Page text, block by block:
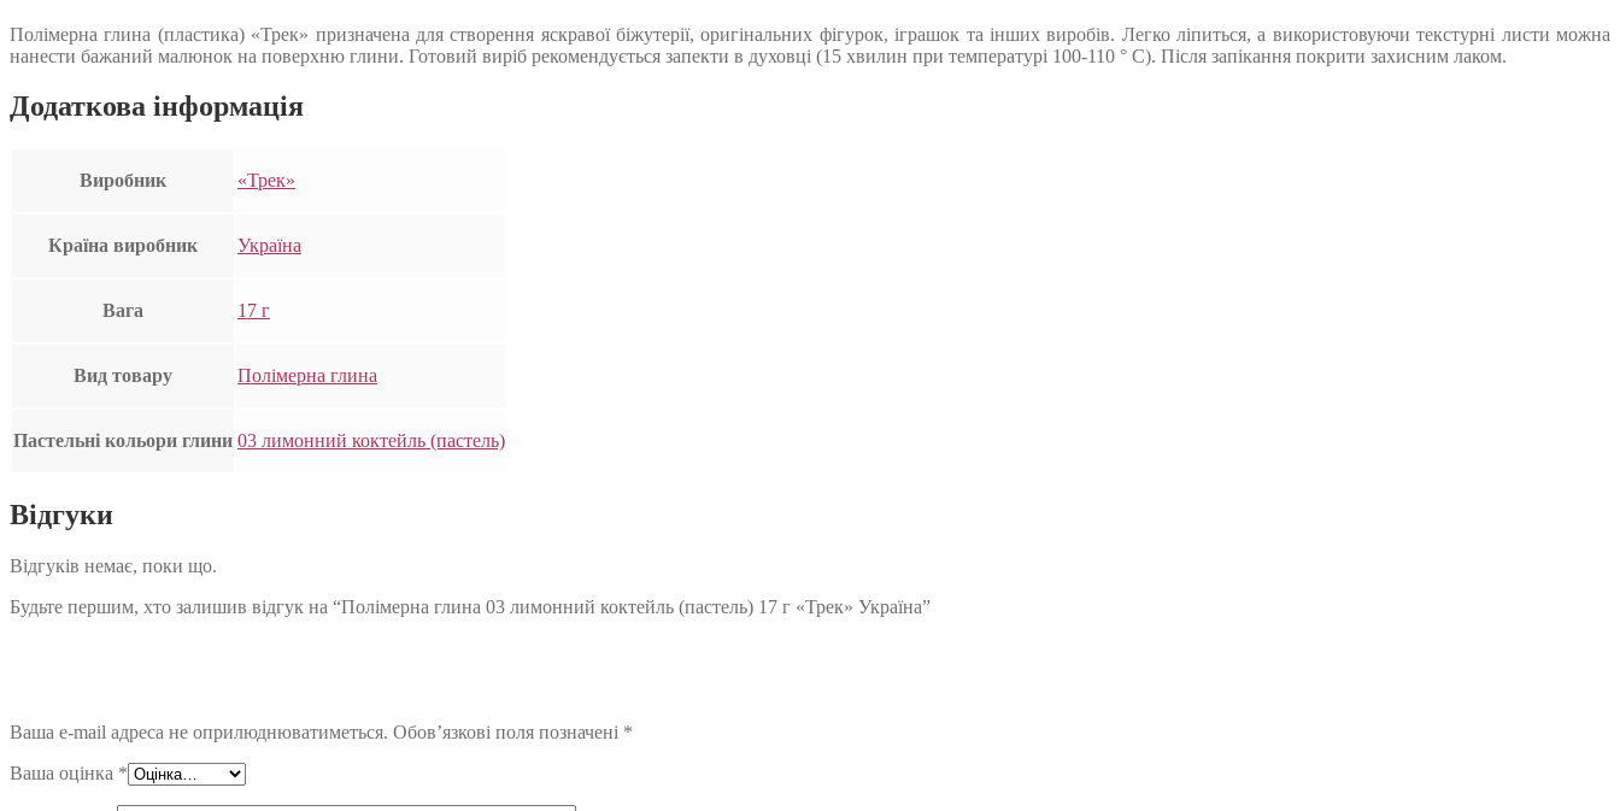
Полімерна глина (пластика) «Трек» призначена для створення яскравої біжутерії, оригінальних фігурок, іграшок та інших виробів. Легко ліпиться, а використовуючи текстурні листи можна
нанести бажаний малюнок на поверхню глини. Готовий виріб рекомендується запекти в духовці (15 хвилин при температурі 100-110 ° С). Після запікання покрити захисним лаком.
Додаткова інформація
Виробник «Трек»
Країна виробник Україна
Вага 17 г
Вид товару Полімерна глина
Пастельні кольори глини 03 лимонний коктейль (пастель)
Відгуки
Відгуків немає, поки що.
Будьте першим, хто залишив відгук на “Полімерна глина 03 лимонний коктейль (пастель) 17 г «Трек» Україна”
Ваша e-mail адреса не оприлюднюватиметься. Обов’язкові поля позначені *
Ваша оцінка *